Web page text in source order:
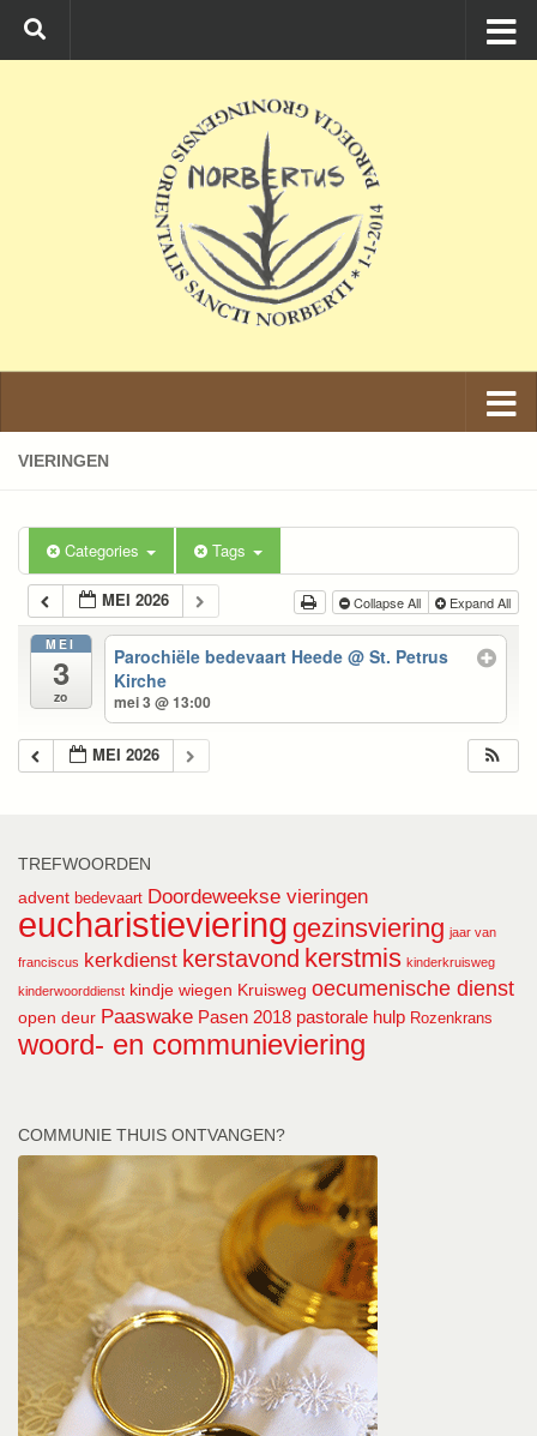
Ga naar de inhoud
VIERINGEN
Categories Tags
MEI 2026 Collapse All Expand All
MEI
3
zo
Parochiële bedevaart Heede@ St. Petrus
Kirche
mei 3 @ 13:00
MEI 2026
TREFWOORDEN
advent bedevaart Doordeweekse vieringen
eucharistieviering gezinsviering jaar van
franciscus kerkdienst kerstavond kerstmis kinderkruisweg
kinderwoorddienst kindje wiegen Kruisweg oecumenische dienst
open deur Paaswake Pasen 2018 pastorale hulp Rozenkrans
woord- en communieviering
COMMUNIE THUIS ONTVANGEN?